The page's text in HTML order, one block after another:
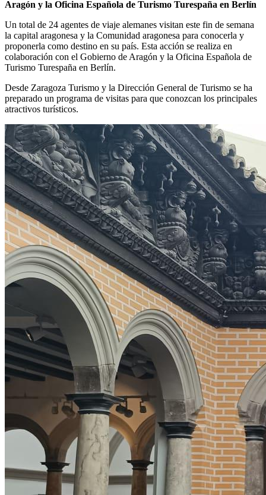
Aragón y la Oficina Española de Turismo Turespaña en Berlín
Un total de 24 agentes de viaje alemanes visitan este fin de semana
la capital aragonesa y la Comunidad aragonesa para conocerla y
proponerla como destino en su país. Esta acción se realiza en
colaboración con el Gobierno de Aragón y la Oficina Española de
Turismo Turespaña en Berlín.
Desde Zaragoza Turismo y la Dirección General de Turismo se ha
preparado un programa de visitas para que conozcan los principales
atractivos turísticos.